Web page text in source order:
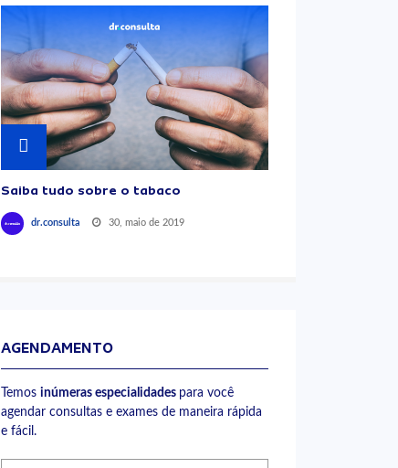
Saiba tudo sobre o tabaco
dr.consulta 30, maio de 2019
AGENDAMENTO
Temos inúmeras especialidades para você
agendar consultas e exames de maneira rápida
e fácil.